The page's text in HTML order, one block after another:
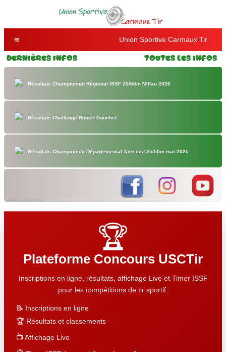
Union Sportive Carmaux Tir
Dernières Infos Toutes les Infos
Résultats Championnat Régional ISSF 25/50m Millau 2026
Résultats Challenge Robert Couchet
Résultats Championnat Départemental Tarn issf 25/50m mai 2025
🏆
Plateforme Concours USCTir
Inscriptions en ligne, résultats, affichage Live et Timer ISSF
pour les compétitions de tir sportif.
📝 Inscriptions en ligne
🏆 Résultats et classements
📺 Affichage Live